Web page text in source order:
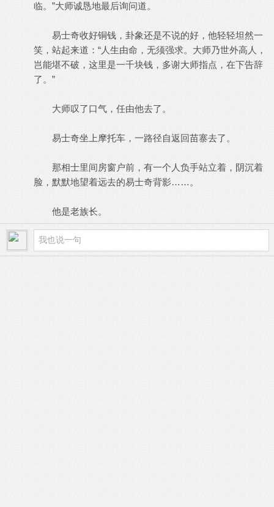
临。”大师诚恳地最后询问道。
易士奇收好铜钱，卦象还是不说的好，他轻轻坦然一
笑，站起来道：“人生由命，无须强求。大师乃世外高人，
岂能堪不破，这里是一千块钱，多谢大师指点，在下告辞
了。”
大师叹了口气，任由他去了。
易士奇坐上摩托车，一路径自返回苗寨去了。
那相士里间房窗户前，有一个人负手站立着，阴沉着
脸，默默地望着远去的易士奇背影……。
他是老族长。